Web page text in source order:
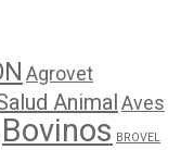
Agrovet
AnimalAves
Bovinos BROVEL